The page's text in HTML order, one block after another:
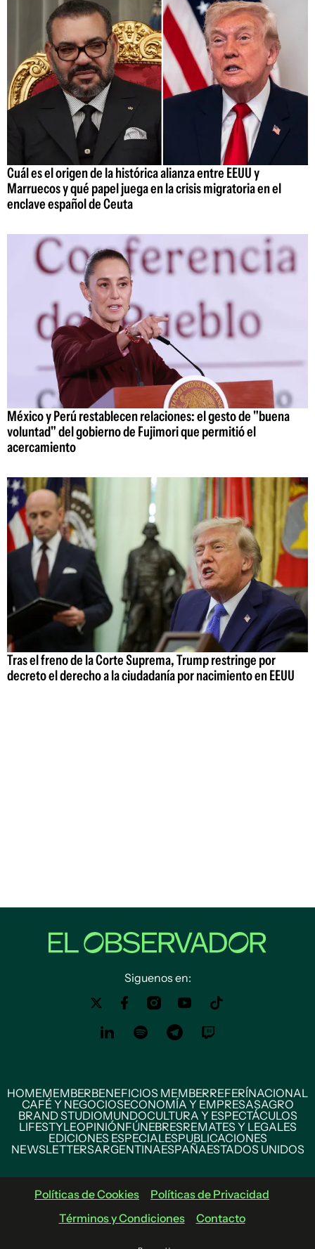
Cuál es el origen de la histórica alianza entre EEUU y
Marruecos y qué papel juega en la crisis migratoria en el
enclave español de Ceuta
México y Perú restablecen relaciones: el gesto de "buena
voluntad" del gobierno de Fujimori que permitió el
acercamiento
Tras el freno de la Corte Suprema, Trump restringe por
decreto el derecho a la ciudadanía por nacimiento en EEUU
Siguenos en:
HOMEMEMBERBENEFICIOS MEMBERREFERÍNACIONAL
CAFÉ Y NEGOCIOSECONOMÍA Y EMPRESASAGRO
BRAND STUDIOMUNDOCULTURA Y ESPECTÁCULOS
LIFESTYLEOPINIÓNFÚNEBRESREMATES Y LEGALES
EDICIONES ESPECIALESPUBLICACIONES
NEWSLETTERSARGENTINAESPAÑAESTADOS UNIDOS
Políticas de Cookies
Políticas de Privacidad
Términos y Condiciones
Contacto